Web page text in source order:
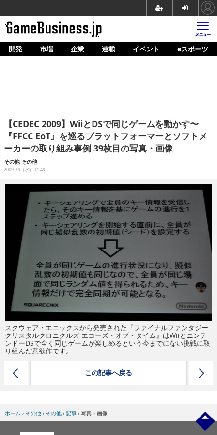
ホーム
企業動向
人材育成
産業政策
イベント/セミナー
eスポーツ
開発 市場 企業 連載 イベント eスポーツ
【CEDEC 2009】WiiとDSで同じゲームを動かす〜
『FFCC EoT』を巡るプラットフォーマーとソフトメ
ーカーの取り組み事例 39枚目の写真・画像
その他 その他
2009.9.9（水） 11:49
スクウェア・エニックスから発売された『ファイナルファンタジー
クリスタルクロニクルズ エコーズ・オブ・タイム』はWiiとニンテ
ンドーDSで全く同じゲームが楽しめるという今までにない挑戦に取
り組んだ意欲作です。
この記事へ戻る
ホーム › その他 › その他 › 記事 › 写真・画像